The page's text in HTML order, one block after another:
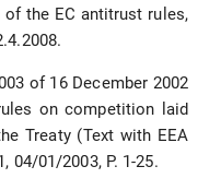
the EC antitrust rules,
of 16 December 2002
on competition laid
Treaty (Text with EEA
04/01/2003, P. 1-25.